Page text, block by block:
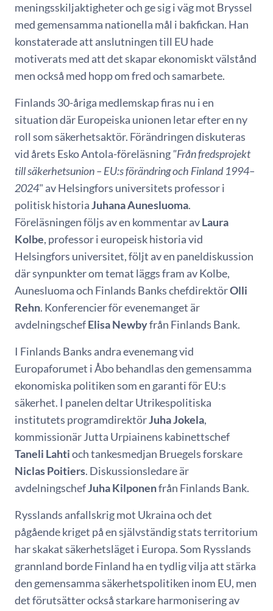
meningsskiljaktigheter och ge sig i väg mot Bryssel
med gemensamma nationella mål i bakfickan. Han
konstaterade att anslutningen till EU hade
motiverats med att det skapar ekonomiskt välstånd
men också med hopp om fred och samarbete.
Finlands 30-åriga medlemskap firas nu i en
situation där Europeiska unionen letar efter en ny
roll som säkerhetsaktör. Förändringen diskuteras
vid årets Esko Antola-föreläsning "Från fredsprojekt
till säkerhetsunion – EU:s förändring och Finland 1994–
2024" av Helsingfors universitets professor i
politisk historiaJuhana Aunesluoma.
Föreläsningen följs av en kommentar avLaura
Kolbe, professor i europeisk historia vid
Helsingfors universitet, följt av en paneldiskussion
där synpunkter om temat läggs fram av Kolbe,
Aunesluoma och Finlands Banks chefdirektörOlli
Rehn. Konferencier för evenemanget är
avdelningschefElisa Newbyfrån Finlands Bank.
I Finlands Banks andra evenemang vid
Europaforumet i Åbo behandlas den gemensamma
ekonomiska politiken som en garanti för EU:s
säkerhet. I panelen deltar Utrikespolitiska
institutets programdirektörJuha Jokela,
kommissionär Jutta Urpiainens kabinettschef
Taneli Lahtioch tankesmedjan Bruegels forskare
Niclas Poitiers. Diskussionsledare är
avdelningschefJuha Kilponenfrån Finlands Bank.
Rysslands anfallskrig mot Ukraina och det
pågående kriget på en självständig stats territorium
har skakat säkerhetsläget i Europa. Som Rysslands
grannland borde Finland ha en tydlig vilja att stärka
den gemensamma säkerhetspolitiken inom EU, men
det förutsätter också starkare harmonisering av